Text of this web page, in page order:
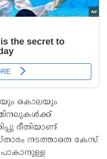
കൊലയും
രീതിയാണ്
നടത്താതെ കേസ്
പോകാനുള്ള